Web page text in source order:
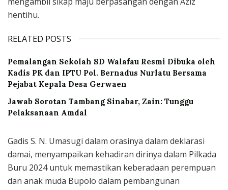
hentihu.
RELATED POSTS
Pemalangan Sekolah SD Walafau Resmi Dibuka oleh
Kadis PK dan IPTU Pol. Bernadus Nurlatu Bersama
Pejabat Kepala Desa Gerwaen
Jawab Sorotan Tambang Sinabar, Zain: Tunggu
Pelaksanaan Amdal
Gadis S. N. Umasugi dalam orasinya dalam deklarasi
damai, menyampaikan kehadiran dirinya dalam Pilkada
Buru 2024 untuk memastikan keberadaan perempuan
dan anak muda Bupolo dalam pembangunan